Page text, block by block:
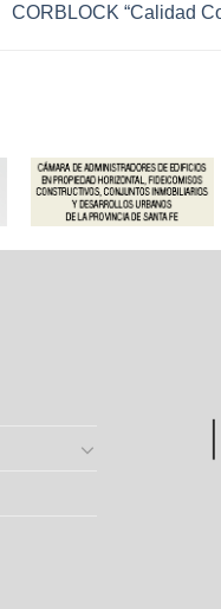
CORBLOCK “Calidad